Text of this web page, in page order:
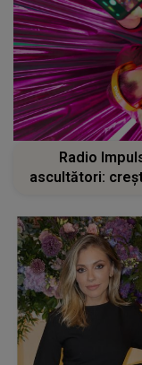
Radio
ascultători: